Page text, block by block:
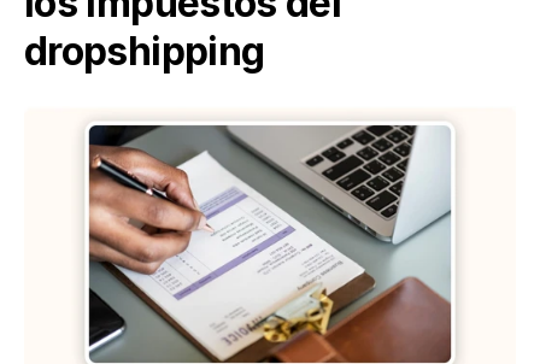
dropshipping